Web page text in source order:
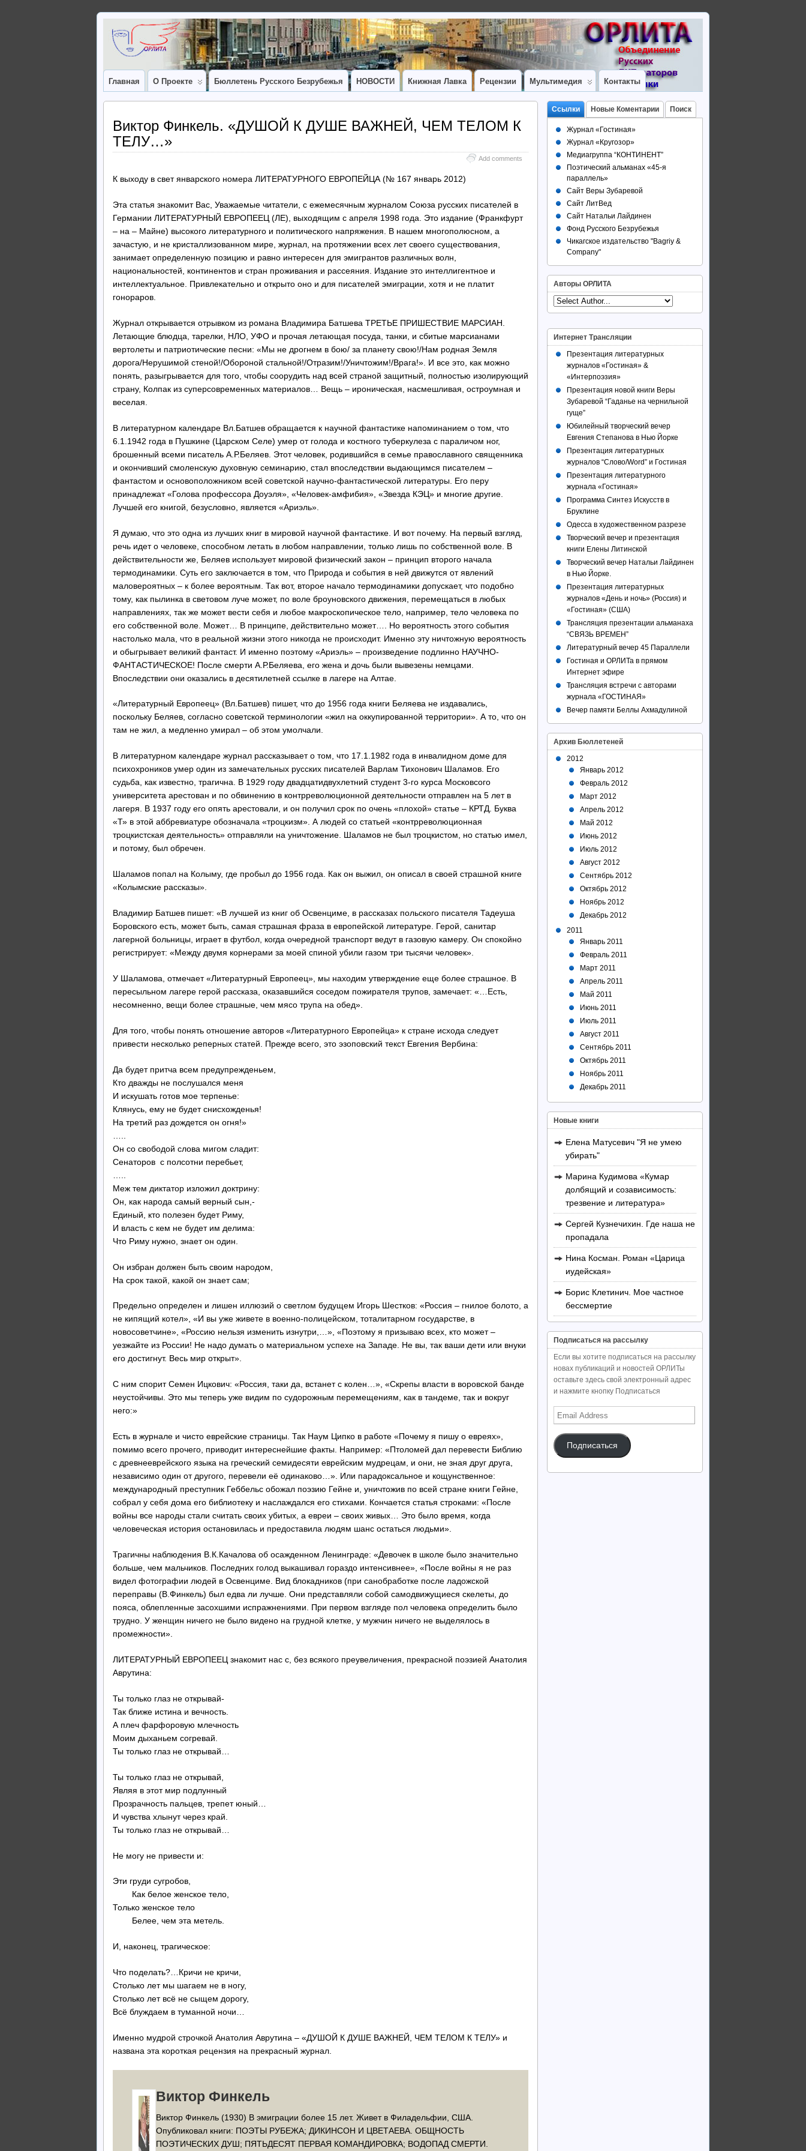
Главная О Проекте Бюллетень Русского Безрубежья НОВОСТИ Книжная Лавка Рецензии Мультимедия Контакты
Виктор Финкель. «ДУШОЙ К ДУШЕ ВАЖНЕЙ, ЧЕМ ТЕЛОМ К
ТЕЛУ…»
Add comments
К выходу в свет январского номера ЛИТЕРАТУРНОГО ЕВРОПЕЙЦА (№ 167 январь 2012)
Эта статья знакомит Вас, Уважаемые читатели, с ежемесячным журналом Союза русских писателей в
Германии ЛИТЕРАТУРНЫЙ ЕВРОПЕЕЦ (ЛЕ), выходящим с апреля 1998 года. Это издание (Франкфурт
– на – Майне) высокого литературного и политического напряжения. В нашем многополюсном, а
зачастую, и не кристаллизованном мире, журнал, на протяжении всех лет своего существования,
занимает определенную позицию и равно интересен для эмигрантов различных волн,
национальностей, континентов и стран проживания и рассеяния. Издание это интеллигентное и
интеллектуальное. Привлекательно и открыто оно и для писателей эмиграции, хотя и не платит
гонораров.
Журнал открывается отрывком из романа Владимира Батшева ТРЕТЬЕ ПРИШЕСТВИЕ МАРСИАН.
Летающие блюдца, тарелки, НЛО, УФО и прочая летающая посуда, танки, и сбитые марсианами
вертолеты и патриотические песни: «Мы не дрогнем в бою/ за планету свою!/Нам родная Земля
дорога/Нерушимой стеной!/Обороной стальной!/Отразим!/Уничтожим!/Врага!». И все это, как можно
понять, разыгрывается для того, чтобы соорудить над всей страной защитный, полностью изолирующий
страну, Колпак из суперсовременных материалов… Вещь – ироническая, насмешливая, остроумная и
веселая.
В литературном календаре Вл.Батшев обращается к научной фантастике напоминанием о том, что
6.1.1942 года в Пушкине (Царском Селе) умер от голода и костного туберкулеза с параличом ног,
брошенный всеми писатель А.Р.Беляев. Этот человек, родившийся в семье православного священника
и окончивший смоленскую духовную семинарию, стал впоследствии выдающимся писателем –
фантастом и основоположником всей советской научно-фантастической литературы. Его перу
принадлежат «Голова профессора Доуэля», «Человек-амфибия», «Звезда КЭЦ» и многие другие.
Лучшей его книгой, безусловно, является «Ариэль».
Я думаю, что это одна из лучших книг в мировой научной фантастике. И вот почему. На первый взгляд,
речь идет о человеке, способном летать в любом направлении, только лишь по собственной воле. В
действительности же, Беляев использует мировой физический закон – принцип второго начала
термодинамики. Суть его заключается в том, что Природа и события в ней движутся от явлений
маловероятных – к более вероятным. Так вот, второе начало термодинамики допускает, что подобно
тому, как пылинка в световом луче может, по воле броуновского движения, перемещаться в любых
направлениях, так же может вести себя и любое макроскопическое тело, например, тело человека по
его собственной воле. Может… В принципе, действительно может…. Но вероятность этого события
настолько мала, что в реальной жизни этого никогда не происходит. Именно эту ничтожную вероятность
и обыгрывает великий фантаст. И именно поэтому «Ариэль» – произведение подлинно НАУЧНО-
ФАНТАСТИЧЕСКОЕ! После смерти А.Р.Беляева, его жена и дочь были вывезены немцами.
Впоследствии они оказались в десятилетней ссылке в лагере на Алтае.
«Литературный Европеец» (Вл.Батшев) пишет, что до 1956 года книги Беляева не издавались,
поскольку Беляев, согласно советской терминологии «жил на оккупированной территории». А то, что он
там не жил, а медленно умирал – об этом умолчали.
В литературном календаре журнал рассказывает о том, что 17.1.1982 года в инвалидном доме для
психохроников умер один из замечательных русских писателей Варлам Тихонович Шаламов. Его
судьба, как известно, трагична. В 1929 году двадцатидвухлетний студент 3-го курса Московсого
университета арестован и по обвинению в контрреволюционной деятельности отправлен на 5 лет в
лагеря. В 1937 году его опять арестовали, и он получил срок по очень «плохой» статье – КРТД. Буква
«Т» в этой аббревиатуре обозначала «троцкизм». А людей со статьей «контрреволюционная
троцкистская деятельность» отправляли на уничтожение. Шаламов не был троцкистом, но статью имел,
и потому, был обречен.
Шаламов попал на Колыму, где пробыл до 1956 года. Как он выжил, он описал в своей страшной книге
«Колымские рассказы».
Владимир Батшев пишет: «В лучшей из книг об Освенциме, в рассказах польского писателя Тадеуша
Боровского есть, может быть, самая страшная фраза в европейской литературе. Герой, санитар
лагерной больницы, играет в футбол, когда очередной транспорт ведут в газовую камеру. Он спокойно
регистрирует: «Между двумя корнерами за моей спиной убили газом три тысячи человек».
У Шаламова, отмечает «Литературный Европеец», мы находим утверждение еще более страшное. В
пересыльном лагере герой рассказа, оказавшийся соседом пожирателя трупов, замечает: «…Есть,
несомненно, вещи более страшные, чем мясо трупа на обед».
Для того, чтобы понять отношение авторов «Литературного Европейца» к стране исхода следует
привести несколько реперных статей. Прежде всего, это эзоповский текст Евгения Вербина:
Да будет притча всем предупрежденьем,
Кто дважды не послушался меня
И искушать готов мое терпенье:
Клянусь, ему не будет снисхожденья!
На третий раз дождется он огня!»
Он со свободой слова мигом сладит:
Сенаторов с полсотни перебьет,
Меж тем диктатор изложил доктрину:
Он, как народа самый верный сын,-
Единый, кто полезен будет Риму,
И власть с кем не будет им делима:
Что Риму нужно, знает он один.
Он избран должен быть своим народом,
На срок такой, какой он знает сам;
Предельно определен и лишен иллюзий о светлом будущем Игорь Шестков: «Россия – гнилое болото, а
не кипящий котел», «И вы уже живете в военно-полицейском, тоталитарном государстве, в
новосоветчине», «Россию нельзя изменить изнутри,…», «Поэтому я призываю всех, кто может –
уезжайте из России! Не надо думать о материальном успехе на Западе. Не вы, так ваши дети или внуки
его достигнут. Весь мир открыт».
С ним спорит Семен Ицкович: «Россия, таки да, встанет с колен…», «Скрепы власти в воровской банде
неустойчивы. Это мы теперь уже видим по судорожным перемещениям, как в тандеме, так и вокруг
него:»
Есть в журнале и чисто еврейские страницы. Так Наум Ципко в работе «Почему я пишу о евреях»,
помимо всего прочего, приводит интереснейшие факты. Например: «Птоломей дал перевести Библию
с древнееврейского языка на греческий семидесяти еврейским мудрецам, и они, не зная друг друга,
независимо один от другого, перевели её одинаково…». Или парадоксальное и кощунственное:
международный преступник Геббельс обожал поэзию Гейне и, уничтожив по всей стране книги Гейне,
собрал у себя дома его библиотеку и наслаждался его стихами. Кончается статья строками: «После
войны все народы стали считать своих убитых, а евреи – своих живых… Это было время, когда
человеческая история остановилась и предоставила людям шанс остаться людьми».
Трагичны наблюдения В.К.Качалова об осажденном Ленинграде: «Девочек в школе было значительно
больше, чем мальчиков. Последних голод выкашивал гораздо интенсивнее», «После войны я не раз
видел фотографии людей в Освенциме. Вид блокадников (при санобработке после ладожской
переправы (В.Финкель) был едва ли лучше. Они представляли собой самодвижущиеся скелеты, до
пояса, облепленные засохшими испражнениями. При первом взгляде пол человека определить было
трудно. У женщин ничего не было видено на грудной клетке, у мужчин ничего не выделялось в
промежности».
ЛИТЕРАТУРНЫЙ ЕВРОПЕЕЦ знакомит нас с, без всякого преувеличения, прекрасной поэзией Анатолия
Аврутина:
Ты только глаз не открывай-
Так ближе истина и вечность.
А плеч фарфоровую млечность
Моим дыханьем согревай.
Ты только глаз не открывай…
Ты только глаз не открывай,
Являя в этот мир подлунный
Прозрачность пальцев, трепет юный…
И чувства хлынут через край.
Ты только глаз не открывай…
Не могу не привести и:
Эти груди сугробов,
Как белое женское тело,
Только женское тело
Белее, чем эта метель.
И, наконец, трагическое:
Что поделать?…Кричи не кричи,
Столько лет мы шагаем не в ногу,
Столько лет всё не сыщем дорогу,
Всё блуждаем в туманной ночи…
Именно мудрой строчкой Анатолия Аврутина – «ДУШОЙ К ДУШЕ ВАЖНЕЙ, ЧЕМ ТЕЛОМ К ТЕЛУ» и
названа эта короткая рецензия на прекрасный журнал.
Виктор Финкель
Виктор Финкель (1930) В эмиграции более 15 лет. Живет в Филадельфии, США.
Опубликовал книги: ПОЭТЫ РУБЕЖА; ДИКИНСОН И ЦВЕТАЕВА. ОБЩНОСТЬ
ПОЭТИЧЕСКИХ ДУШ; ПЯТЬДЕСЯТ ПЕРВАЯ КОМАНДИРОВКА; ВОДОПАД СМЕРТИ.
Ссылки Новые Коментарии Поиск
Журнал «Гостиная»
Журнал «Кругозор»
Медиагруппа “КОНТИНЕНТ”
Поэтический альманах «45-я
параллель»
Сайт Веры Зубаревой
Сайт ЛитВед
Сайт Натальи Лайдинен
Фонд Русского Безрубежья
Чикагское издательство "Bagriy &
Company"
Авторы ОРЛИТА
Интернет Трансляции
Презентация литературных
журналов «Гостиная» &
«Интерпоэзия»
Презентация новой книги Веры
Зубаревой “Гаданье на чернильной
гуще”
Юбилейный творческий вечер
Евгения Степанова в Нью Йорке
Презентация литературных
журналов “Слово/Word” и Гостиная
Презентация литературного
журнала «Гостиная»
Программа Синтез Искусств в
Бруклине
Одесса в художественном разрезе
Творческий вечер и презентация
книги Елены Литинской
Творческий вечер Натальи Лайдинен
в Нью Йорке.
Презентация литературных
журналов «День и ночь» (Россия) и
«Гостиная» (США)
Трансляция презентации альманаха
“СВЯЗЬ ВРЕМЕН”
Литературный вечер 45 Параллели
Гостиная и ОРЛИТа в прямом
Интернет эфире
Трансляция встречи с авторами
журнала «ГОСТИНАЯ»
Вечер памяти Беллы Ахмадулиной
Архив Бюллетеней
2012
Январь 2012
Февраль 2012
Март 2012
Апрель 2012
Май 2012
Июнь 2012
Июль 2012
Август 2012
Сентябрь 2012
Октябрь 2012
Ноябрь 2012
Декабрь 2012
2011
Январь 2011
Февраль 2011
Март 2011
Апрель 2011
Май 2011
Июнь 2011
Июль 2011
Август 2011
Сентябрь 2011
Октябрь 2011
Ноябрь 2011
Декабрь 2011
Новые книги
Елена Матусевич "Я не умею
убирать"
Марина Кудимова «Кумар
долбящий и созависимость:
трезвение и литература»
Сергей Кузнечихин. Где наша не
пропадала
Нина Косман. Роман «Царица
иудейская»
Борис Клетинич. Мое частное
бессмертие
Подписаться на рассылку
Если вы хотите подписаться на рассылку
новах публикаций и новостей ОРЛИТы
оставьте здесь свой электронный адрес
и нажмите кнопку Подписаться
Email
Address
Подписаться